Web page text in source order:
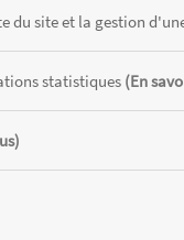
du site et la gestion
statistiques (En
toutes taxes comprises.